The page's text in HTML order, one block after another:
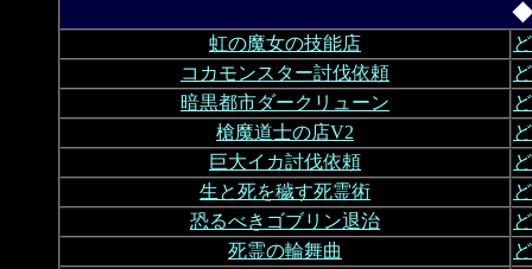
◆
虹の魔女の技能店
コカモンスター討伐依頼
暗黒都市ダークリューン
槍魔道士の店V2
巨大イカ討伐依頼
生と死を穢す死霊術
恐るべきゴブリン退治
死霊の輪舞曲